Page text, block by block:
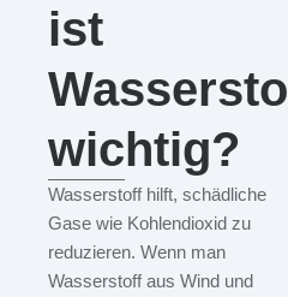
ist
wichtig?
Wasserstoff hilft, schädliche
Gase wie Kohlendioxid zu
reduzieren. Wenn man
Wasserstoff aus Wind und